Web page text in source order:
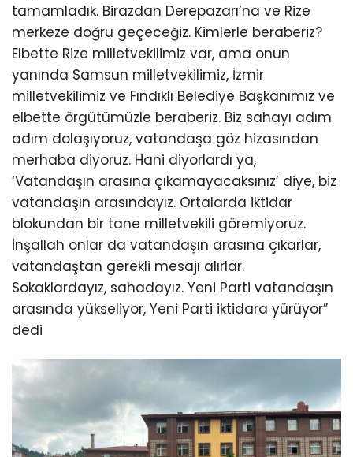
tamamladık. Birazdan Derepazarı’na ve Rize
merkeze doğru geçeceğiz. Kimlerle beraberiz?
Elbette Rize milletvekilimiz var, ama onun
yanında Samsun milletvekilimiz, İzmir
milletvekilimiz ve Fındıklı Belediye Başkanımız ve
elbette örgütümüzle beraberiz. Biz sahayı adım
adım dolaşıyoruz, vatandaşa göz hizasından
merhaba diyoruz. Hani diyorlardı ya,
‘Vatandaşın arasına çıkamayacaksınız’ diye, biz
vatandaşın arasındayız. Ortalarda iktidar
blokundan bir tane milletvekili göremiyoruz.
İnşallah onlar da vatandaşın arasına çıkarlar,
vatandaştan gerekli mesajı alırlar.
Sokaklardayız, sahadayız. Yeni Parti vatandaşın
arasında yükseliyor, Yeni Parti iktidara yürüyor”
dedi